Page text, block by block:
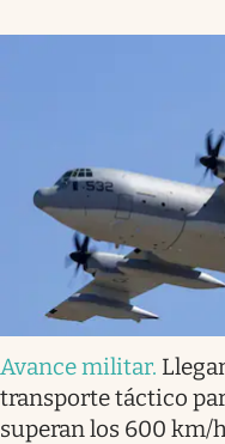
Avance militar.
transporte táctico
superan los 600 km/